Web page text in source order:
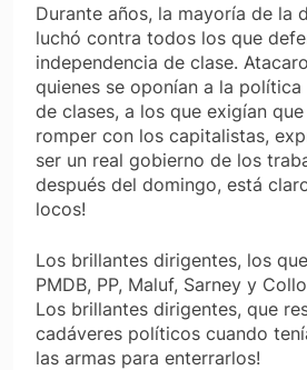
Durante años, la mayoría de la
luchó contra todos los que
independencia de clase.
quienes se oponían a la
de clases, a los que exigían
romper con los capitalistas,
ser un real gobierno de los
después del domingo, está
locos!
Los brillantes dirigentes, los
PMDB, PP, Maluf, Sarney y
Los brillantes dirigentes, que
cadáveres políticos cuando
las armas para enterrarlos!